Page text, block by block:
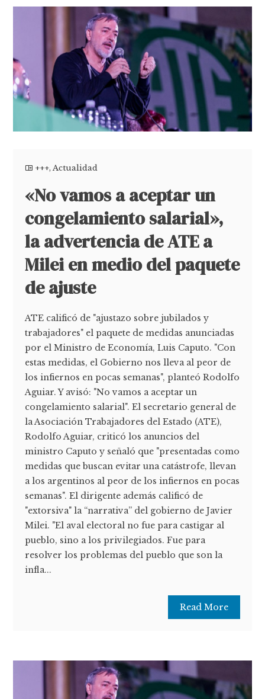
+++,Actualidad
«No vamos a aceptar un
congelamiento salarial»,
la advertencia de ATE a
Milei en medio del paquete
de ajuste
ATE calificó de "ajustazo sobre jubilados y
trabajadores" el paquete de medidas anunciadas
por el Ministro de Economía, Luis Caputo. "Con
estas medidas, el Gobierno nos lleva al peor de
los infiernos en pocas semanas", planteó Rodolfo
Aguiar. Y avisó: "No vamos a aceptar un
congelamiento salarial". El secretario general de
la Asociación Trabajadores del Estado (ATE),
Rodolfo Aguiar, criticó los anuncios del
ministro Caputo y señaló que "presentadas como
medidas que buscan evitar una catástrofe, llevan
a los argentinos al peor de los infiernos en pocas
semanas". El dirigente además calificó de
"extorsiva" la “narrativa” del gobierno de Javier
Milei. "El aval electoral no fue para castigar al
pueblo, sino a los privilegiados. Fue para
resolver los problemas del pueblo que son la
infla...
Read More